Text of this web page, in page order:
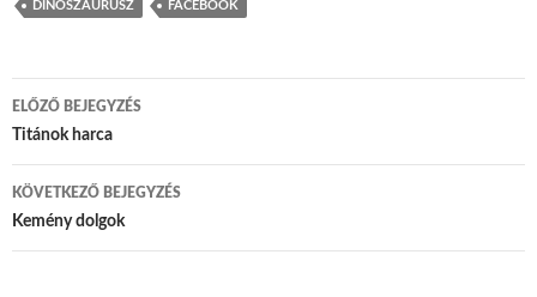
DINOSZAURUSZ FACEBOOK
Bejegyzés navigáció
ELŐZŐ BEJEGYZÉS
Titánok harca
KÖVETKEZŐ BEJEGYZÉS
Kemény dolgok